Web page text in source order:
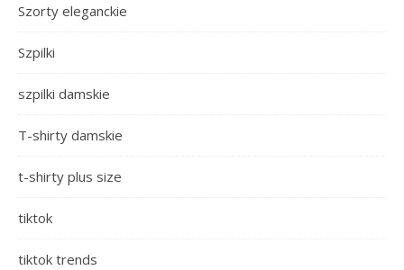
Szorty eleganckie
Szpilki
szpilki damskie
T-shirty damskie
t-shirty plus size
tiktok
tiktok trends